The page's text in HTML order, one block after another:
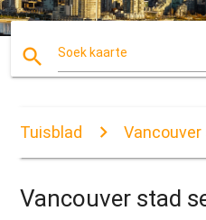
search Soek kaarte
Tuisblad
Vancouver stad